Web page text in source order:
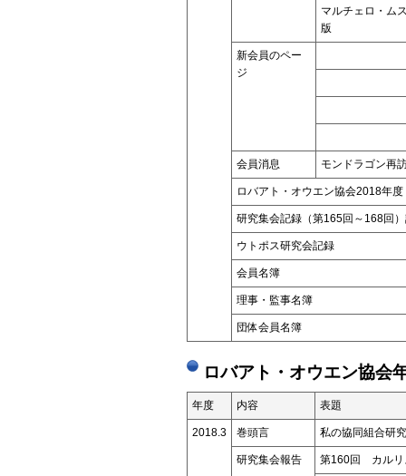
マルチェロ・ム
版
新会員のペー
ジ
会員消息 モンドラゴン再
ロバアト・オウエン協会2018年
研究集会記録（第165回～168回
ウトポス研究会記録
会員名簿
理事・監事名簿
団体会員名簿
ロバアト・オウエン協
年度 内容 表題
2018.3 巻頭言 私の協同組合研
研究集会報告 第160回 カルリ